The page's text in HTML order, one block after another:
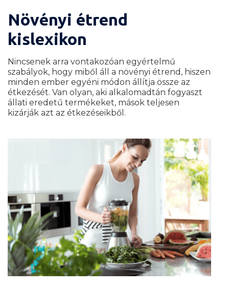
Növényi étrend
kislexikon
Nincsenek arra vontakozóan egyértelmű
szabályok, hogy miből áll a növényi étrend, hiszen
minden ember egyéni módon állítja össze az
étkezését. Van olyan, aki alkalomadtán fogyaszt
állati eredetű termékeket, mások teljesen
kizárják azt az étkezéseikből.